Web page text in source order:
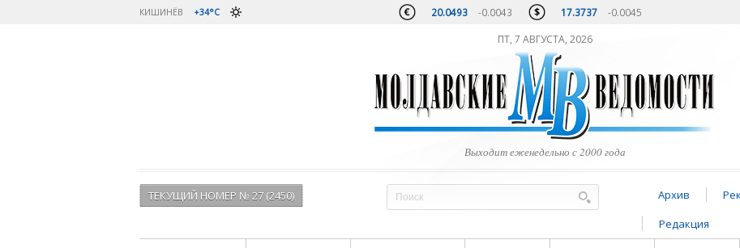
КИШИНЁВ +34°C 20.0493 -0.0043 17.3737 -0.0045
ПТ, 7 АВГУСТА, 2026
Выходит еженедельно с 2000 года
ТЕКУЩИЙ НОМЕР № 27 (2450) Архив
Редакция